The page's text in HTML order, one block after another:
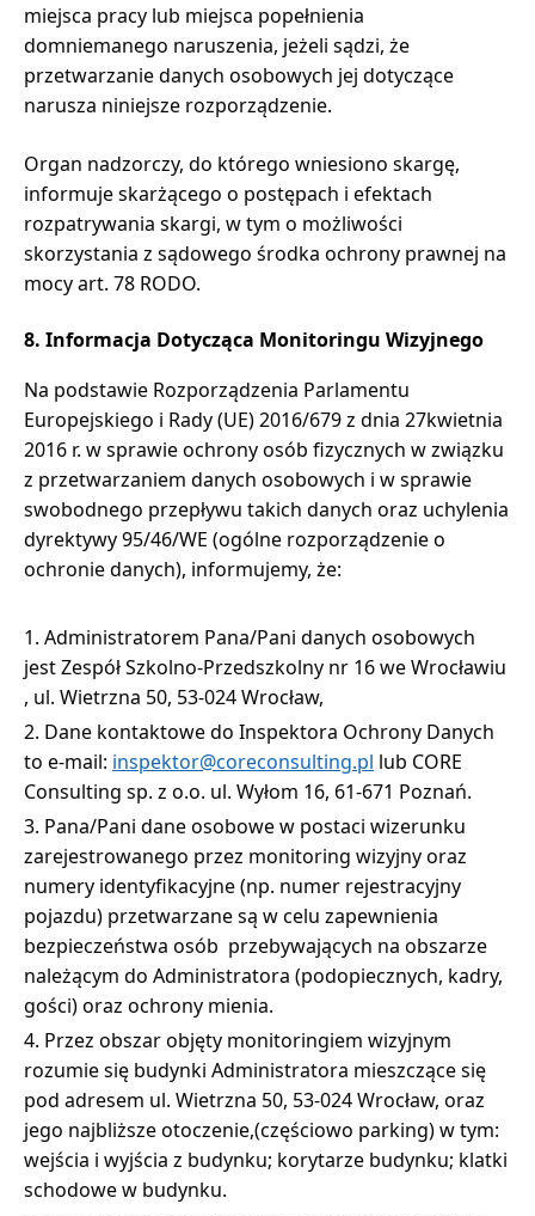
miejsca pracy lub miejsca popełnienia
domniemanego naruszenia, jeżeli sądzi, że
przetwarzanie danych osobowych jej dotyczące
narusza niniejsze rozporządzenie.
Organ nadzorczy, do którego wniesiono skargę,
informuje skarżącego o postępach i efektach
rozpatrywania skargi, w tym o możliwości
skorzystania z sądowego środka ochrony prawnej na
mocy art. 78 RODO.
8. Informacja Dotycząca Monitoringu Wizyjnego
Na podstawie Rozporządzenia Parlamentu
Europejskiego i Rady (UE) 2016/679 z dnia 27kwietnia
2016 r. w sprawie ochrony osób fizycznych w związku
z przetwarzaniem danych osobowych i w sprawie
swobodnego przepływu takich danych oraz uchylenia
dyrektywy 95/46/WE (ogólne rozporządzenie o
ochronie danych), informujemy, że:
Administratorem Pana/Pani danych osobowych
jest Zespół Szkolno-Przedszkolny nr 16 we Wrocławiu
, ul. Wietrzna 50, 53-024 Wrocław,
Dane kontaktowe do Inspektora Ochrony Danych
to e-mail: inspektor@coreconsulting.pl lub CORE
Consulting sp. z o.o. ul. Wyłom 16, 61-671 Poznań.
Pana/Pani dane osobowe w postaci wizerunku
zarejestrowanego przez monitoring wizyjny oraz
numery identyfikacyjne (np. numer rejestracyjny
pojazdu) przetwarzane są w celu zapewnienia
bezpieczeństwa osób przebywających na obszarze
należącym do Administratora (podopiecznych, kadry,
gości) oraz ochrony mienia.
Przez obszar objęty monitoringiem wizyjnym
rozumie się budynki Administratora mieszczące się
pod adresem ul. Wietrzna 50, 53-024 Wrocław, oraz
jego najbliższe otoczenie,(częściowo parking) w tym:
wejścia i wyjścia z budynku; korytarze budynku; klatki
schodowe w budynku.